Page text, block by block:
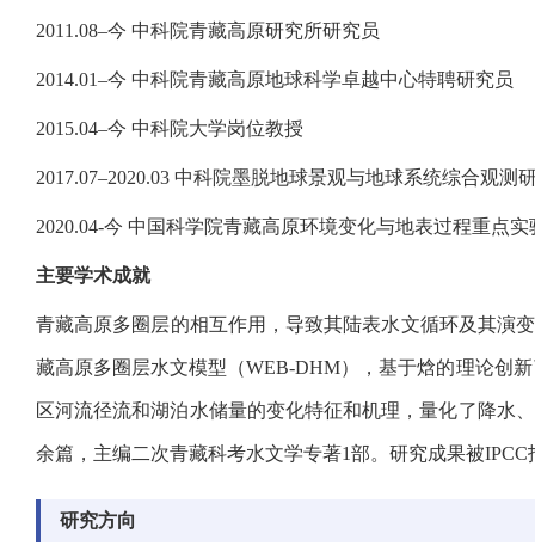
2011.08–今 中科院青藏高原研究所研究员
2014.01–今 中科院青藏高原地球科学卓越中心特聘研究员
2015.04–今 中科院大学岗位教授
2017.07–2020.03 中科院墨脱地球景观与地球系统综合观
2020.04-今 中国科学院青藏高原环境变化与地表过程重点
主要学术成就
青藏高原多圈层的相互作用，导致其陆表水文循环及其演
藏高原多圈层水文模型（WEB-DHM），基于焓的理论创
区河流径流和湖泊水储量的变化特征和机理，量化了降水
余篇，主编二次青藏科考水文学专著1部。研究成果被IPCC
研究方向